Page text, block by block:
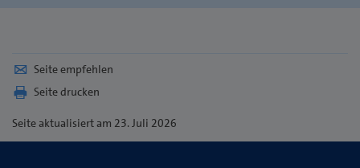
Seite empfehlen
Seite drucken
Seiteaktualisiert am 23. Juli 2026